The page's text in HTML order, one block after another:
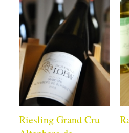
Riesling Grand Cru